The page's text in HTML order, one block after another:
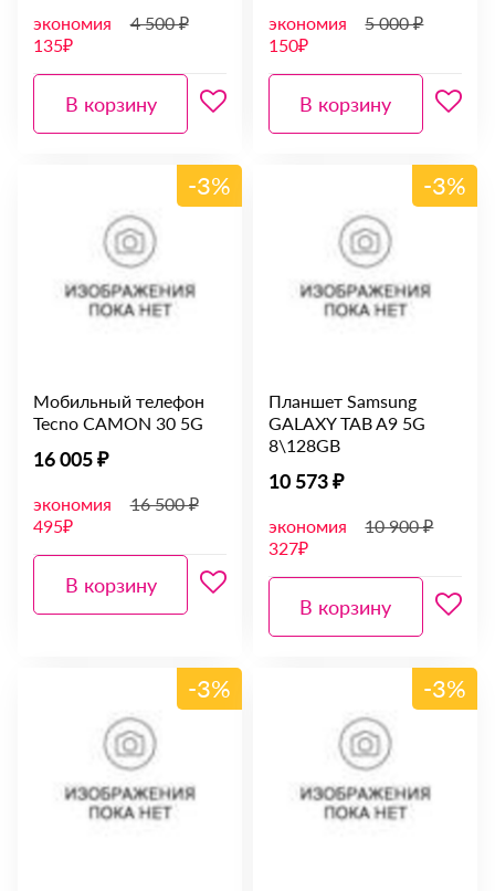
экономия
135₽
4 500 ₽
В корзину
экономия
150₽
5 000 ₽
В корзину
-3%
Мобильный телефон
Tecno CAMON 30 5G
16 005 ₽
экономия
495₽
16 500 ₽
В корзину
-3%
Планшет Samsung
GALAXY TAB A9 5G
8\128GB
10 573 ₽
экономия
327₽
10 900 ₽
В корзину
-3% -3%